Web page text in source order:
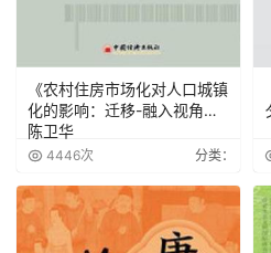
《农村住房市场化对人口城镇
化的影响：迁移-融入视角》-
陈卫华
4446次 分类：